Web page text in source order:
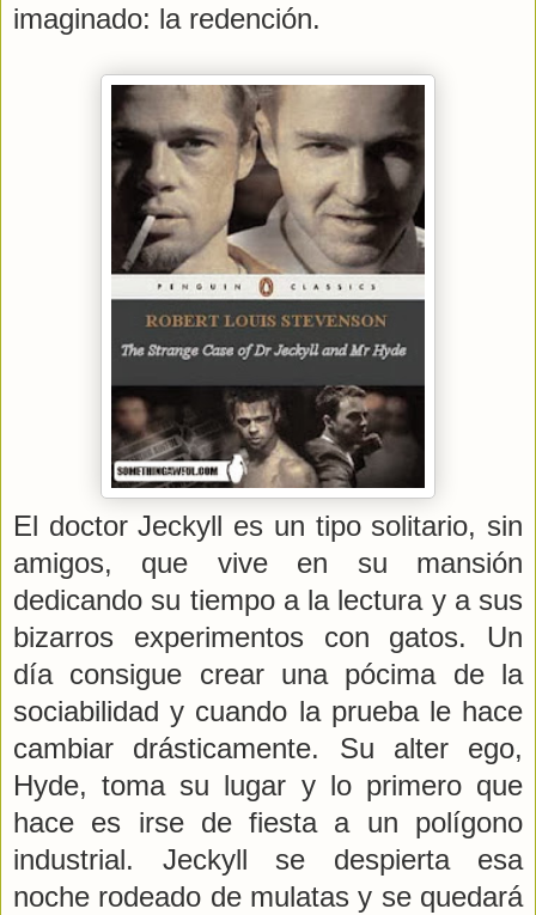
imaginado: la redención.
El doctor Jeckyll es un tipo solitario, sin
amigos, que vive en su mansión
dedicando su tiempo a la lectura y a sus
bizarros experimentos con gatos. Un
día consigue crear una pócima de la
sociabilidad y cuando la prueba le hace
cambiar drásticamente. Su alter ego,
Hyde, toma su lugar y lo primero que
hace es irse de fiesta a un polígono
industrial. Jeckyll se despierta esa
noche rodeado de mulatas y se quedará